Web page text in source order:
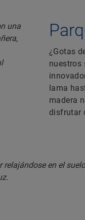
¿Gotas
nuestros
lama
madera
disfrutar